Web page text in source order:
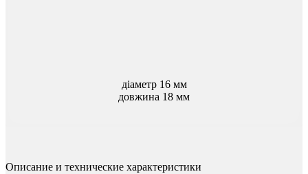
діаметр 16 мм
довжина 18 мм
Описание и технические характеристики